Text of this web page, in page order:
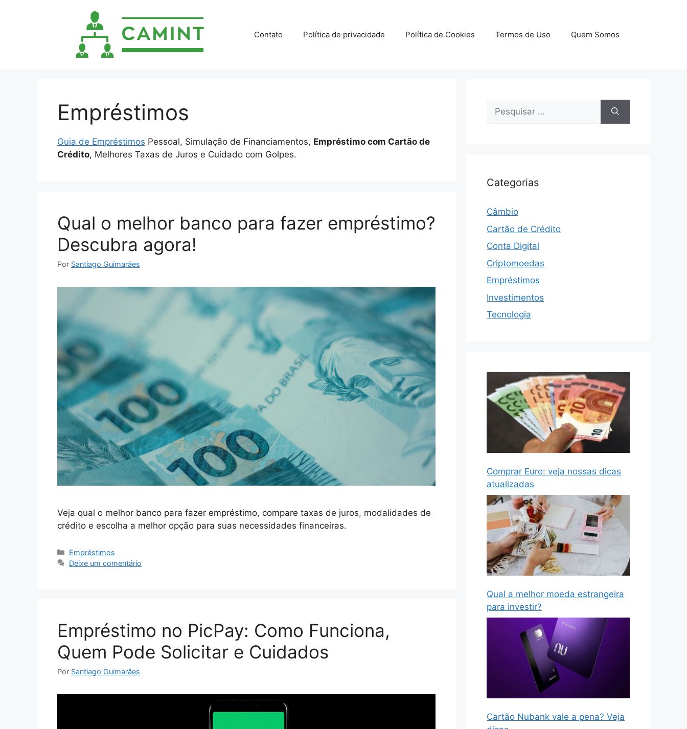
Contato Política de privacidade Política de Cookies Termos de Uso Quem Somos
Empréstimos
Guia de Empréstimos Pessoal, Simulação de Financiamentos, Empréstimo com Cartão de
Crédito, Melhores Taxas de Juros e Cuidado com Golpes.
Qual o melhor banco para fazer empréstimo?
Descubra agora!
Por Santiago Guimarães
Veja qual o melhor banco para fazer empréstimo, compare taxas de juros, modalidades de
crédito e escolha a melhor opção para suas necessidades financeiras.
Categorias
Empréstimos
Deixe um comentário
Empréstimo no PicPay: Como Funciona,
Quem Pode Solicitar e Cuidados
Por Santiago Guimarães
Pesquisar
Categorias
Câmbio
Cartão de Crédito
Conta Digital
Criptomoedas
Empréstimos
Investimentos
Tecnologia
Comprar Euro: veja nossas dicas
atualizadas
Qual a melhor moeda estrangeira
para investir?
Cartão Nubank vale a pena? Veja